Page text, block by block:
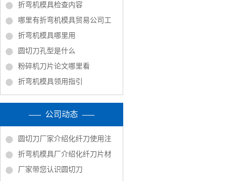
折弯机模具检查内容
哪里有折弯机模具贸易公司工
折弯机模具哪里用
圆切刀孔型是什么
粉碎机刀片论文哪里看
折弯机模具领用指引
公司动态
圆切刀厂家介绍化纤刀使用注
折弯机模具厂介绍化纤刀片材
厂家带您认识圆切刀